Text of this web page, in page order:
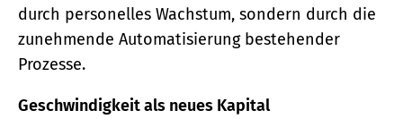
durch personelles Wachstum, sondern durch die
zunehmende Automatisierung bestehender
Prozesse.
Geschwindigkeit als neues Kapital